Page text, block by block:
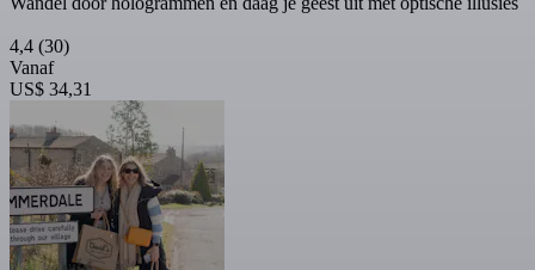
4,4 (30)
Vanaf
US$ 34,31